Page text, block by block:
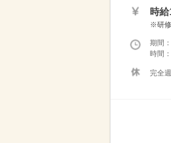
時
※研
期間
時間
完全